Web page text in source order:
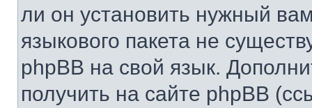
ли он установить нужный
языкового пакета не
phpBB на свой язык.
получить на сайте phpBB